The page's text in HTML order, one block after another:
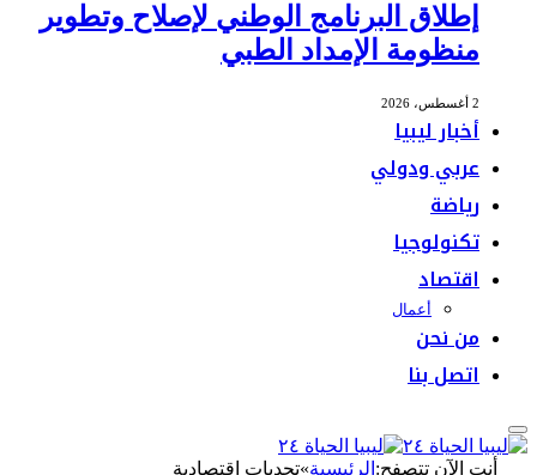
إطلاق البرنامج الوطني لإصلاح وتطوير
منظومة الإمداد الطبي
أخبار ليبيا
عربي ودولي
رياضة
تكنولوجيا
اقتصاد
أعمال
من نحن
اتصل بنا
أنت الآن تتصفح:الرئيسية»تحديات اقتصادية